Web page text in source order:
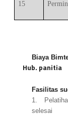
15
Biaya
Hub. panitia
Fasilitas
1.
selesai